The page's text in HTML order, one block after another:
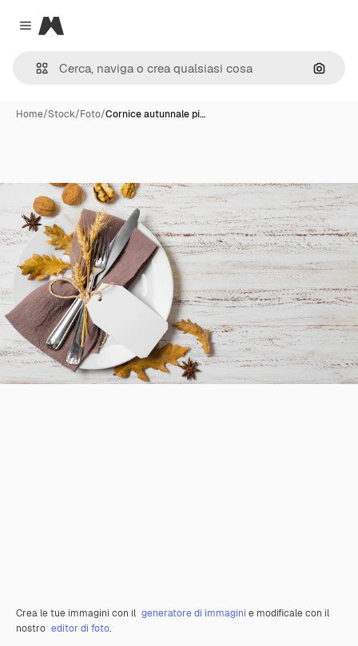
Close menu
Magnific
Cerca
Home/Stock/Foto/Cornice autunnale pi…
Crea le tue immagini con il generatore di immagini e modificale con il
nostro editor di foto.